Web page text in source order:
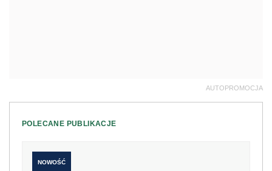
AUTOPROMOCJA
POLECANE PUBLIKACJE
NOWOŚĆ